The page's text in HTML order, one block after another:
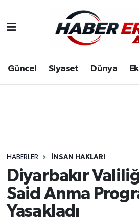
Güncel Siyaset Dünya
HABERLER İNSAN HAKLARI
Diyarbakır
Said Anma
Yasakladı